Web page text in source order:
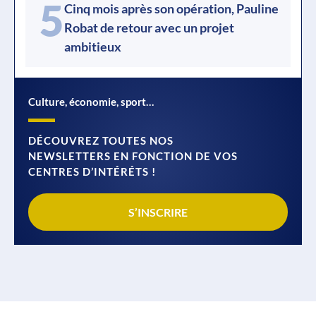
5Cinq mois après son opération, Pauline
Robat de retour avec un projet
ambitieux
Culture, économie, sport…
DÉCOUVREZ TOUTES NOS
NEWSLETTERS EN FONCTION DE VOS
CENTRES D’INTÉRÉTS !
S’INSCRIRE